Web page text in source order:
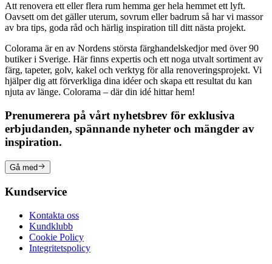
Att renovera ett eller flera rum hemma ger hela hemmet ett lyft.
Oavsett om det gäller uterum, sovrum eller badrum så har vi massor
av bra tips, goda råd och härlig inspiration till ditt nästa projekt.
Colorama är en av Nordens största färghandelskedjor med över 90
butiker i Sverige. Här finns expertis och ett noga utvalt sortiment av
färg, tapeter, golv, kakel och verktyg för alla renoveringsprojekt. Vi
hjälper dig att förverkliga dina idéer och skapa ett resultat du kan
njuta av länge. Colorama – där din idé hittar hem!
Prenumerera på vårt nyhetsbrev för exklusiva
erbjudanden, spännande nyheter och mängder av
inspiration.
Gå med
Kundservice
Kontakta oss
Kundklubb
Cookie Policy
Integritetspolicy